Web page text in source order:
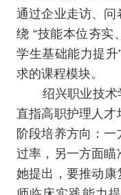
通过企业走访、问
绕 “技能本位夯实
学生基础能力提
求的课程模块。
绍兴职业技
直指高职护理人
阶段培养方向：
过率，另一方面瞄
她提出，要推动康